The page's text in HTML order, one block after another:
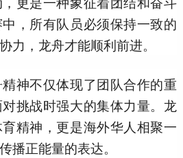
，所有队员必须保持一致的
力，龙舟才能顺利前进。
神不仅体现了团队合作的重
挑战时强大的集体力量。龙
精神，更是海外华人相聚一
播正能量的表达。